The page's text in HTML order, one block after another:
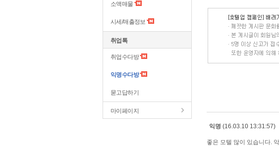
소액매물
시세/매출정보
취업톡
취업수다방
익명수다방
묻고답하기
마이페이지